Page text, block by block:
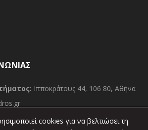
Ιπποκράτους 44, 106 80, Αθήνα
000
cookies για να βελτιώσει τη